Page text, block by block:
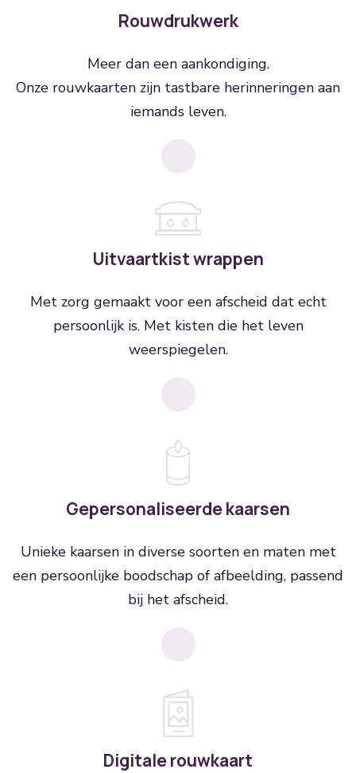
Rouwdrukwerk
Meer dan een aankondiging.
Onze rouwkaarten zijn tastbare herinneringen aan
iemands leven.
Uitvaartkist wrappen
Met zorg gemaakt voor een afscheid dat echt
persoonlijk is. Met kisten die het leven
weerspiegelen.
Gepersonaliseerde kaarsen
Unieke kaarsen in diverse soorten en maten met
een persoonlijke boodschap of afbeelding, passend
bij het afscheid.
Digitale rouwkaart